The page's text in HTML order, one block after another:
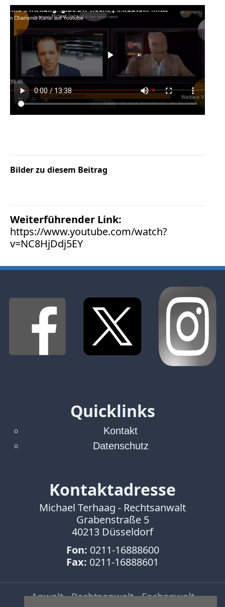
Bilder zu diesem Beitrag
Weiterführender Link:
https://www.youtube.com/watch?
v=NC8HjDdj5EY
Quicklinks
Kontakt
Datenschutz
Kontaktadresse
Michael Terhaag - Rechtsanwalt
Grabenstraße 5
40213 Düsseldorf
Fon: 0211-16888600
Fax: 0211-16888601
Anwalt - Rechtsanwalt - Fachanwalt